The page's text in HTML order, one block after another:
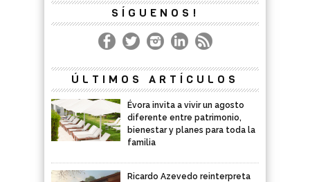
SÍGUENOS!
ÚLTIMOS ARTÍCULOS
Évora invita a vivir un agosto
diferente entre patrimonio,
bienestar y planes para toda la
familia
Ricardo Azevedo reinterpreta